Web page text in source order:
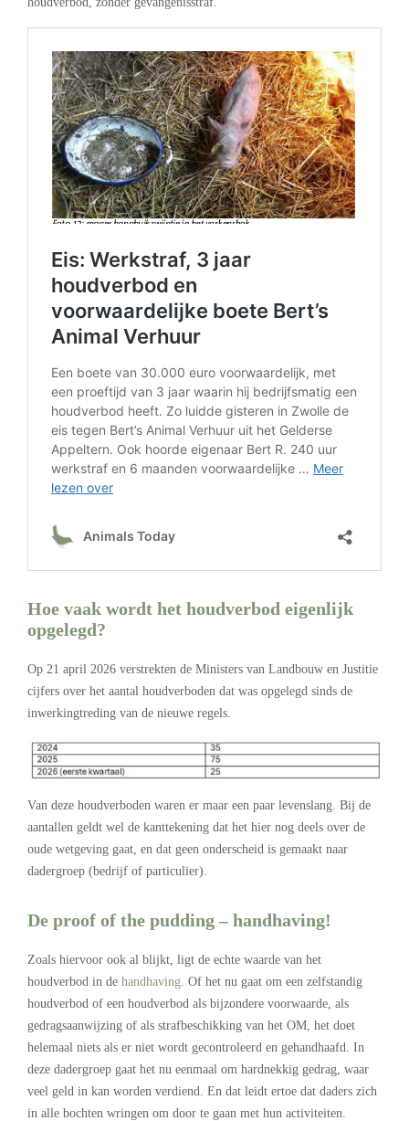
Hoe vaak wordt het houdverbod eigenlijk
opgelegd?
Op 21 april 2026 verstrekten de Ministers van Landbouw en Justitie
cijfers over het aantal houdverboden dat was opgelegd sinds de
inwerkingtreding van de nieuwe regels.
Van deze houdverboden waren er maar een paar levenslang. Bij de
aantallen geldt wel de kanttekening dat het hier nog deels over de
oude wetgeving gaat, en dat geen onderscheid is gemaakt naar
dadergroep (bedrijf of particulier).
De proof of the pudding – handhaving!
Zoals hiervoor ook al blijkt, ligt de echte waarde van het
houdverbod in de handhaving . Of het nu gaat om een zelfstandig
houdverbod of een houdverbod als bijzondere voorwaarde, als
gedragsaanwijzing of als strafbeschikking van het OM, het doet
helemaal niets als er niet wordt gecontroleerd en gehandhaafd. In
deze dadergroep gaat het nu eenmaal om hardnekkig gedrag, waar
veel geld in kan worden verdiend. En dat leidt ertoe dat daders zich
in alle bochten wringen om door te gaan met hun activiteiten.